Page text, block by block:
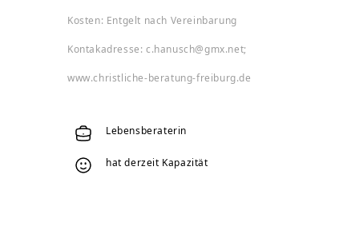
Kosten: Entgelt nach Vereinbarung
Kontakadresse: c.hanusch@gmx.net;
www.christliche-beratung-freiburg.de
Lebensberaterin
hat derzeit Kapazität